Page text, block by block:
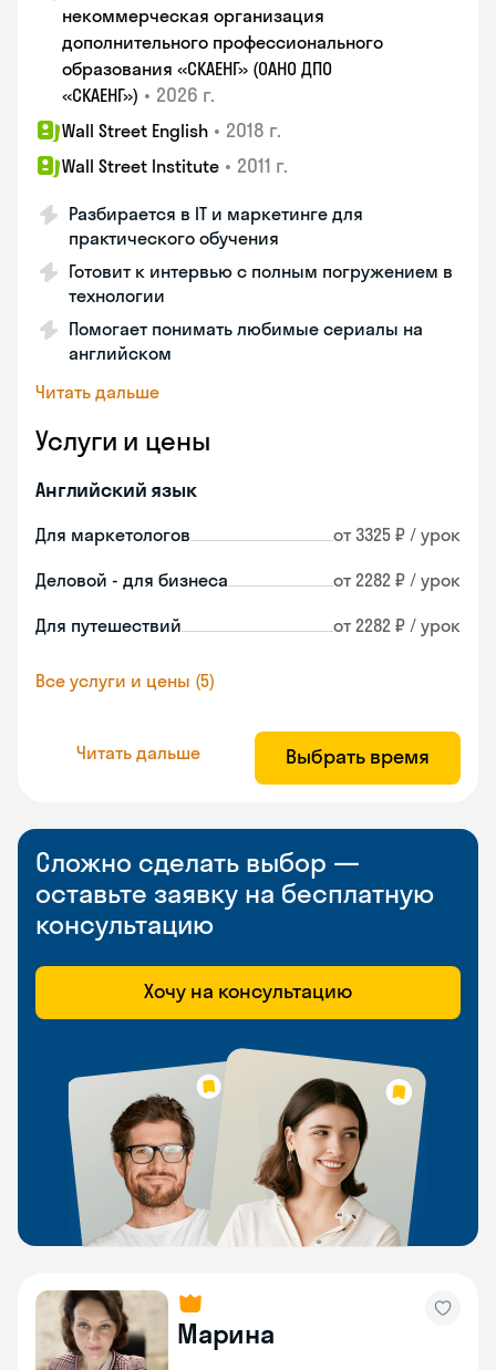
некоммерческая организация
дополнительного профессионального
образования «СКАЕНГ» (ОАНО ДПО
«СКАЕНГ») • 2026 г.
Wall Street English • 2018 г.
Wall Street Institute • 2011 г.
Разбирается в IT и маркетинге для
практического обучения
Готовит к интервью с полным погружением в
технологии
Помогает понимать любимые сериалы на
английском
Читать дальше
Услуги и цены
Английский язык
Для маркетологов от 3325 ₽ / урок
Деловой - для бизнеса от 2282 ₽ / урок
Для путешествий от 2282 ₽ / урок
Все услуги и цены (5)
Читать дальше Выбрать время
Сложно сделать выбор —
оставьте заявку на бесплатную
консультацию
Хочу на консультацию
Марина